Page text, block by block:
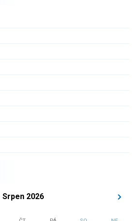
Srpen 2026